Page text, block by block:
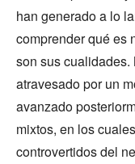
han generado a lo
comprender qué es
son sus
atravesado por un
avanzado
mixtos, en los
controvertidos del